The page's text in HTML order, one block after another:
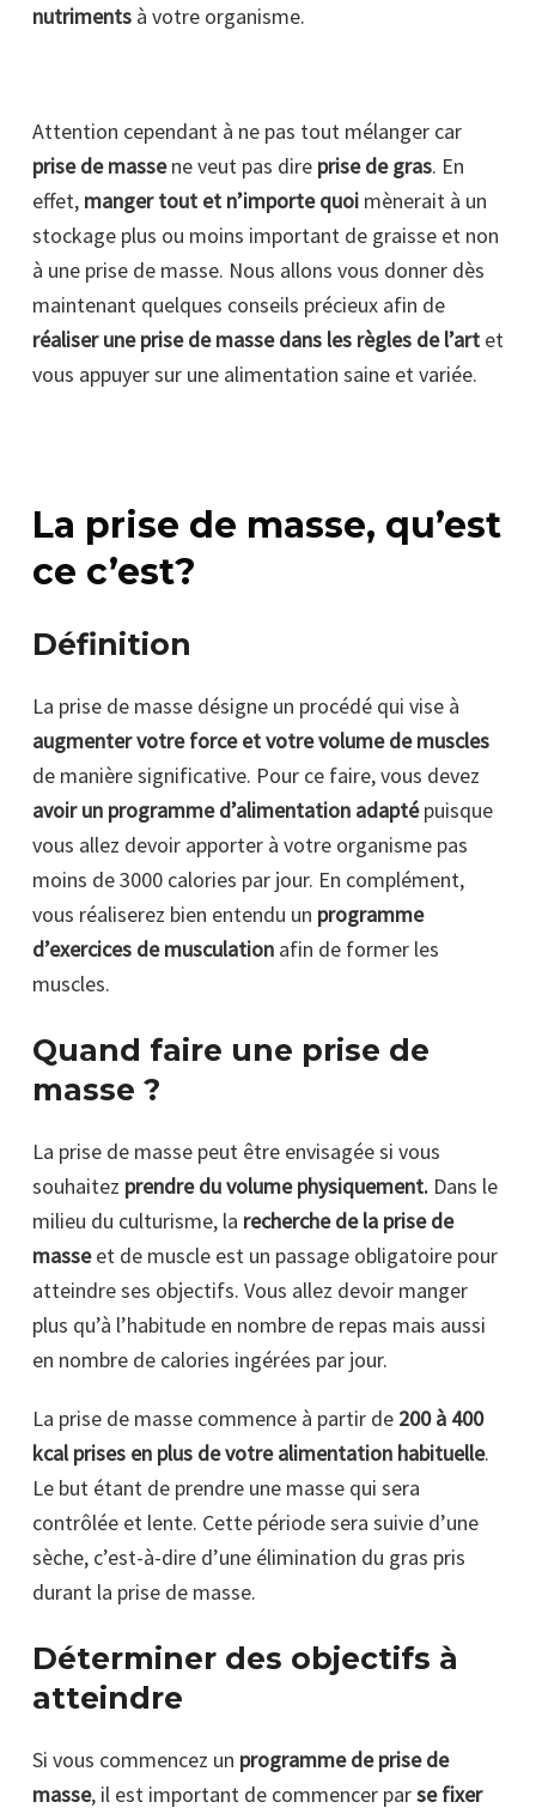
nutriments à votre organisme.
Attention cependant à ne pas tout mélanger car
prise de massene veut pas dire prise de gras. En
effet, manger tout et n’importe quoi mènerait à un
stockage plus ou moins important de graisse et non
à une prise de masse. Nous allons vous donner dès
maintenant quelques conseils précieux afin de
réaliser une prise de masse dans les règles de l’art et
vous appuyer sur une alimentation saine et variée.
La prise de masse, qu’est
ce c’est?
Définition
La prise de masse désigne un procédé qui vise à
augmenter votre force et votre volume de muscles
de manière significative. Pour ce faire, vous devez
avoir un programme d’alimentation adaptépuisque
vous allez devoir apporter à votre organisme pas
moins de 3000 calories par jour. En complément,
vous réaliserez bien entendu un programme
d’exercices de musculation afin de former les
muscles.
Quand faire une prise de
masse ?
La prise de masse peut être envisagée si vous
souhaitez prendre du volume physiquement. Dans le
milieu du culturisme, la recherche de la prise de
masseet de muscle est un passage obligatoire pour
atteindre ses objectifs. Vous allez devoir manger
plus qu’à l’habitude en nombre de repas mais aussi
en nombre de calories ingérées par jour.
La prise de masse commence à partir de 200 à 400
kcal prises en plus de votre alimentation habituelle.
Le but étant de prendre une masse qui sera
contrôlée et lente. Cette période sera suivie d’une
sèche, c’est-à-dire d’une élimination du gras pris
durant la prise de masse.
Déterminer des objectifs à
atteindre
Si vous commencez un programme de prise de
masse, il est important de commencer parse fixer